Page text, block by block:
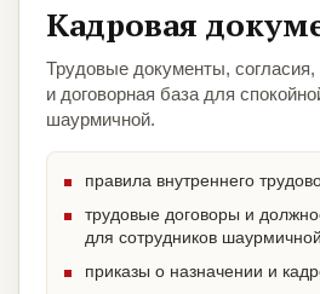
Кадровая
Трудовые документы,
и договорная база для
шаурмичной.
правила внутреннего
трудовые договоры и
для сотрудников шаурмичной
приказы о назначении и